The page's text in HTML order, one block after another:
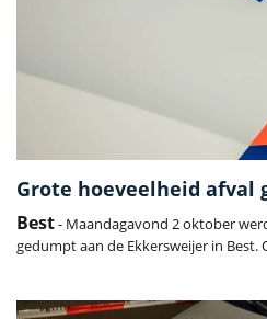
Grote hoeveelheid afval
Best- Maandagavond 2 oktober
gedumpt aan de Ekkersweijer in Best.